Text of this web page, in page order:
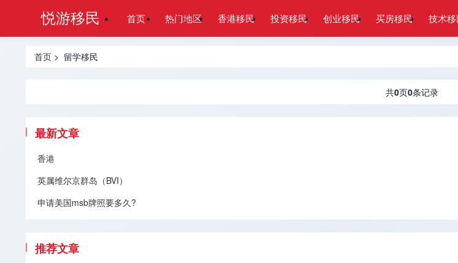
悦游移民 首页 热门地区 香港移民 投资移民 创业移民 买房移民 技术
首页 > 留学移民
共0页0条记录
最新文章
香港
英属维尔京群岛（BVI）
申请美国msb牌照要多久?
推荐文章